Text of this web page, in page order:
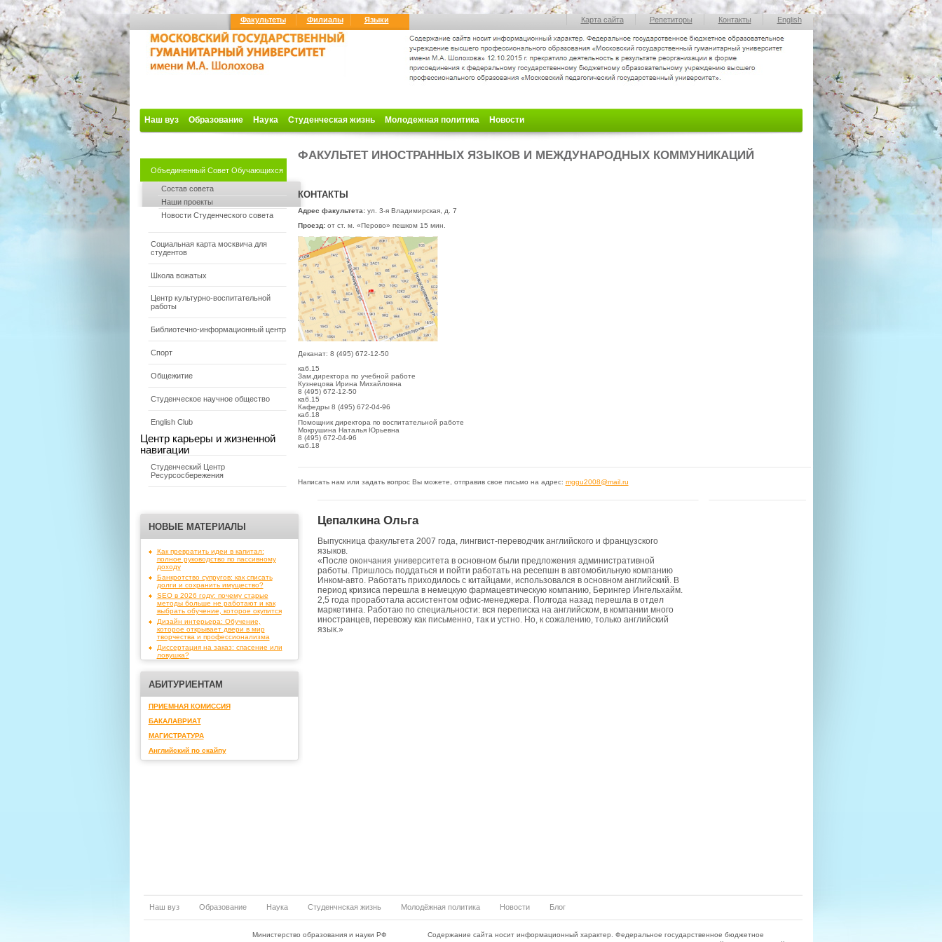
Факультеты Филиалы Языки Карта сайта Репетиторы Контакты English
Наш вуз Образование Наука Студенческая жизнь Молодежная политика Новости
Объединенный Совет Обучающихся
Состав совета
Наши проекты
Новости Студенческого совета
Социальная карта москвича для
студентов
Школа вожатых
Центр культурно-воспитательной
работы
Библиотечно-информационный центр
Спорт
Общежитие
Студенческое научное общество
English Club
Центр карьеры и жизненной
навигации
Студенческий Центр
Ресурсосбережения
НОВЫЕ МАТЕРИАЛЫ
Как превратить идеи в капитал:
полное руководство по пассивному
доходу
Банкротство супругов: как списать
долги и сохранить имущество?
SEO в 2026 году: почему старые
методы больше не работают и как
выбрать обучение, которое окупится
Дизайн интерьера: Обучение,
которое открывает двери в мир
творчества и профессионализма
Диссертация на заказ: спасение или
ловушка?
АБИТУРИЕНТАМ
ПРИЕМНАЯ КОМИССИЯ
БАКАЛАВРИАТ
МАГИСТРАТУРА
Английский по скайпу
ФАКУЛЬТЕТ ИНОСТРАННЫХ ЯЗЫКОВ И МЕЖДУНАРОДНЫХ КОММУНИКАЦИЙ
КОНТАКТЫ
Адрес факультета: ул. 3-я Владимирская, д. 7
Проезд: от ст. м. «Перово» пешком 15 мин.
Деканат: 8 (495) 672-12-50
каб.15
Зам.директора по учебной работе
Кузнецова Ирина Михайловна
8 (495) 672-12-50
каб.15
Кафедры 8 (495) 672-04-96
каб.18
Помощник директора по воспитательной работе
Мокрушина Наталья Юрьевна
8 (495) 672-04-96
каб.18
Написать нам или задать вопрос Вы можете, отправив свое письмо на адрес: mggu2008@mail.ru
Цепалкина Ольга
Выпускница факультета 2007 года, лингвист-переводчик английского и французского
языков.
«После окончания университета в основном были предложения административной
работы. Пришлось поддаться и пойти работать на ресепшн в автомобильную компанию
Инком-авто. Работать приходилось с китайцами, использовался в основном английский. В
период кризиса перешла в немецкую фармацевтическую компанию, Берингер Ингельхайм.
2,5 года проработала ассистентом офис-менеджера. Полгода назад перешла в отдел
маркетинга. Работаю по специальности: вся переписка на английском, в компании много
иностранцев, перевожу как письменно, так и устно. Но, к сожалению, только английский
язык.»
Наш вуз Образование Наука Студенчнская жизнь Молодёжная политика Новости Блог
Министерство образования и науки РФ
Содержание сайта носит информационный характер. Федеральное государственное бюджетное